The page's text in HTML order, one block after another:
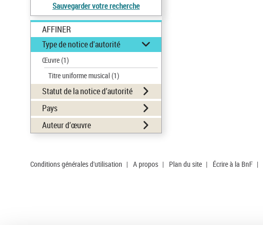
Sauvegarder votre recherche
AFFINER
Type de notice d'autorité
Œuvre(1)
Titre uniforme musical(1)
Statut de la notice d’autorité
Pays
Auteur d’œuvre
Conditions générales d'utilisation | A propos | Plan du site | Écrire à la BnF |